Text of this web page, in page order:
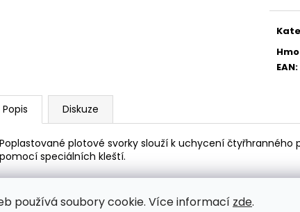
používá soubory cookie. Více informací zde.
EAN:
Popis Diskuze
Poplastované plotové svorky slouží k uchycení
pomocí speciálních kleští.